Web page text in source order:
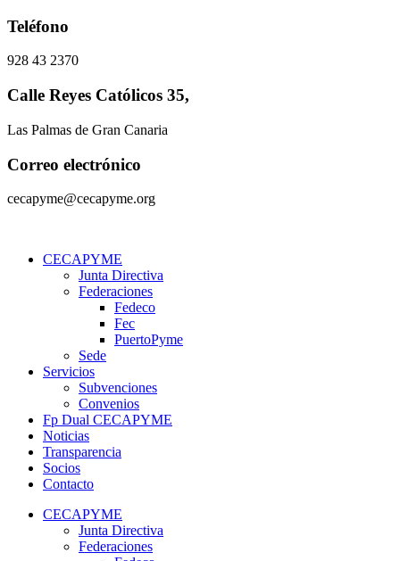
Ir
contenido
Teléfono
928 43 2370
Calle Reyes Católicos 35,
Las Palmas de Gran Canaria
Correo electrónico
cecapyme@cecapyme.org
CECAPYME
Junta Directiva
Federaciones
Fedeco
Fec
PuertoPyme
Sede
Servicios
Subvenciones
Convenios
Fp Dual CECAPYME
Noticias
Transparencia
Socios
Contacto
CECAPYME
Junta Directiva
Federaciones